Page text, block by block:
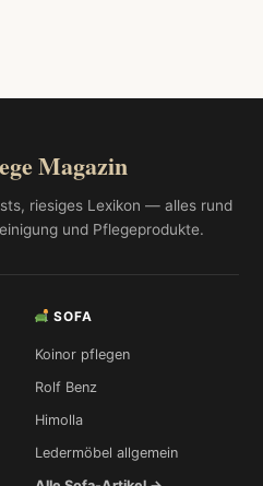
Magazin
riesiges Lexikon — alles rund
und Pflegeprodukte.
SOFA
Koinor pflegen
Rolf Benz
Himolla
Ledermöbel allgemein